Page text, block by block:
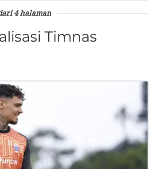
4 halaman
Timnas